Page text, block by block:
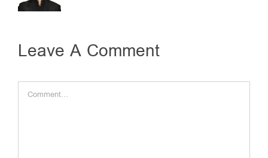
Leave A Comment
Comment